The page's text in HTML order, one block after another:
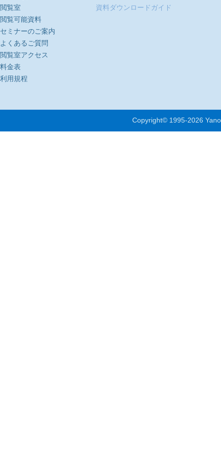
閲覧室
閲覧可能資料
セミナーのご案内
よくあるご質問
閲覧室アクセス
料金表
利用規程
資料ダウンロードガイド
Copyright© 1995-2026